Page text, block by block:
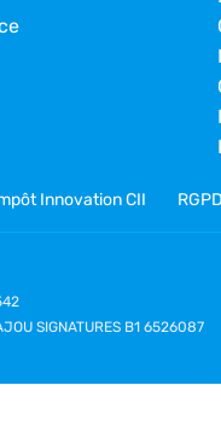
Innovation CII RGPD
SIGNATURES B1 6526087